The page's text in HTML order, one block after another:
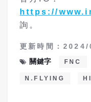
https://
詢。
更新時間：
關鍵字
FNC
N.FLYING